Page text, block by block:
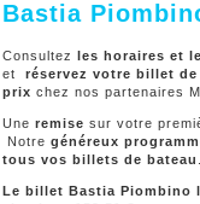
Bastia
Consultez les horaires et
et réservez votre billet
prix chez nos partenaires
Une remise sur votre
Notre généreux
tous vos billets de bateau
Le billet Bastia Piombino